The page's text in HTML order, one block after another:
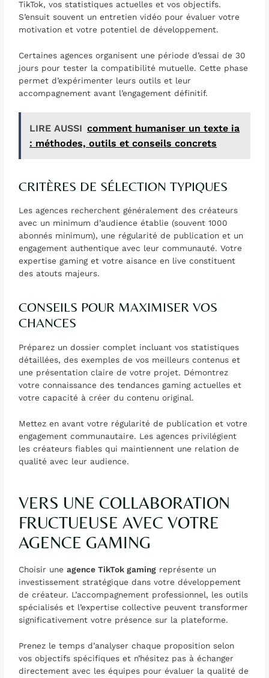
TikTok, vos statistiques actuelles et vos objectifs.
S’ensuit souvent un entretien vidéo pour évaluer votre
motivation et votre potentiel de développement.
Certaines agences organisent une période d’essai de 30
jours pour tester la compatibilité mutuelle. Cette phase
permet d’expérimenter leurs outils et leur
accompagnement avant l’engagement définitif.
LIRE AUSSI comment humaniser un texte ia
: méthodes, outils et conseils concrets
CRITÈRES DE SÉLECTION TYPIQUES
Les agences recherchent généralement des créateurs
avec un minimum d’audience établie (souvent 1000
abonnés minimum), une régularité de publication et un
engagement authentique avec leur communauté. Votre
expertise gaming et votre aisance en live constituent
des atouts majeurs.
CONSEILS POUR MAXIMISER VOS
CHANCES
Préparez un dossier complet incluant vos statistiques
détaillées, des exemples de vos meilleurs contenus et
une présentation claire de votre projet. Démontrez
votre connaissance des tendances gaming actuelles et
votre capacité à créer du contenu original.
Mettez en avant votre régularité de publication et votre
engagement communautaire. Les agences privilégient
les créateurs fiables qui maintiennent une relation de
qualité avec leur audience.
VERS UNE COLLABORATION
FRUCTUEUSE AVEC VOTRE
AGENCE GAMING
Choisir uneagence TikTok gaming représente un
investissement stratégique dans votre développement
de créateur. L’accompagnement professionnel, les outils
spécialisés et l’expertise collective peuvent transformer
significativement votre présence sur la plateforme.
Prenez le temps d’analyser chaque proposition selon
vos objectifs spécifiques et n’hésitez pas à échanger
directement avec les équipes pour évaluer la qualité de